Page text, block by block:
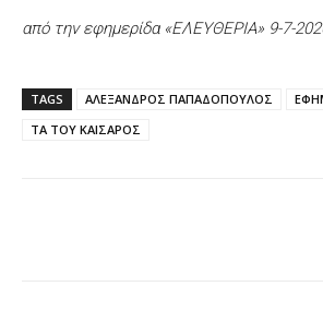
από την εφημερίδα «ΕΛΕΥΘΕΡΙΑ» 9-7-
TAGS ΑΛΕΞΑΝΔΡΟΣ ΠΑΠΑΔΟΠΟΥΛΟΣ
ΤΑ ΤΟΥ ΚΑΙΣΑΡΟΣ